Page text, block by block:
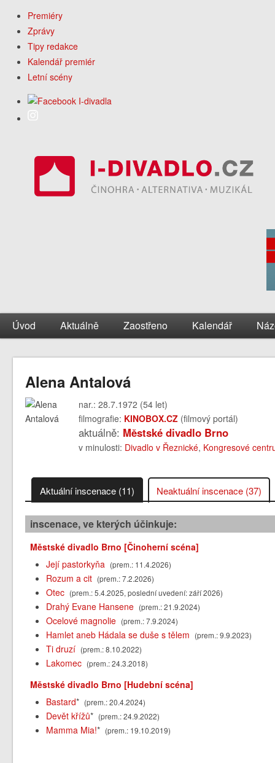
Premiéry
Zprávy
Tipy redakce
Kalendář premiér
Letní scény
Úvod Aktuálně Zaostřeno Kalendář
Alena Antalová
nar.: 28.7.1972 (54 let)
filmografie: KINOBOX.CZ (filmový portál)
aktuálně: Městské divadlo Brno
v minulosti: Divadlo v Řeznické, Kongresové
Aktuální inscenace (11) Neaktuální inscenace (37)
inscenace, ve kterých účinkuje:
Městské divadlo Brno [Činoherní scéna]
Její pastorkyňa (prem.: 11.4.2026)
Rozum a cit (prem.: 7.2.2026)
Otec (prem.: 5.4.2025, poslední uvedení: září 2026)
Drahý Evane Hansene (prem.: 21.9.2024)
Ocelové magnolie (prem.: 7.9.2024)
Hamlet aneb Hádala se duše s tělem (prem.: 9.9.2023)
Ti druzí (prem.: 8.10.2022)
Lakomec (prem.: 24.3.2018)
Městské divadlo Brno [Hudební scéna]
Bastard* (prem.: 20.4.2024)
Devět křížů* (prem.: 24.9.2022)
Mamma Mia!* (prem.: 19.10.2019)